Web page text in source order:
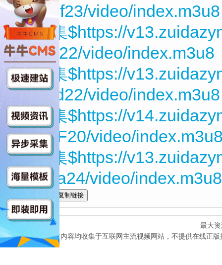
NEKdf23/video/index.m3u8
第05集$https://
epHvj22/video/index.m3u8
第06集$https://
2kbwd22/video/index.m3u8
第07集$https://
kKNdF20/video/
第08集$https://
XgBea24/video/index.m3u8
最大
本网站所有内容均收集于互联网主流视频网站，不提供在线正